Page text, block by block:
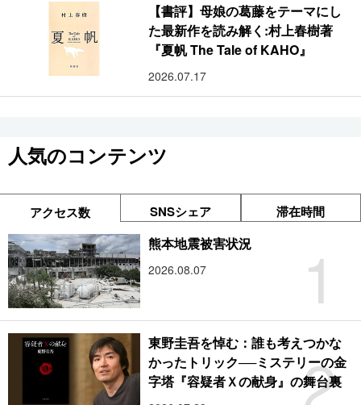
【書評】母娘の葛藤をテーマにし
た最新作を読み解く:村上春樹著
『夏帆 The Tale of KAHO』
2026.07.17
人気のコンテンツ
アクセス数 SNSシェア 滞在時間
1
熊本地震被害状況
2026.08.07
2
東野圭吾を悼む：誰も考えつかな
かったトリック──ミステリーの金
字塔『容疑者Ｘの献身』の舞台裏